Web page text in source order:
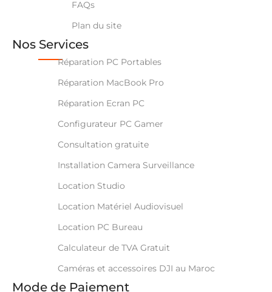
FAQs
Plan du site
Nos Services
Réparation PC Portables
Réparation MacBook Pro
Réparation Ecran PC
Configurateur PC Gamer
Consultation gratuite
Installation Camera Surveillance
Location Studio
Location Matériel Audiovisuel
Location PC Bureau
Calculateur de TVA Gratuit
Caméras et accessoires DJI au Maroc
Mode de Paiement